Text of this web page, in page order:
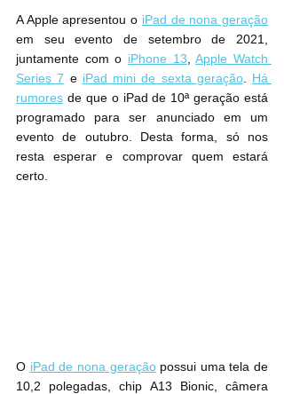
A Apple apresentou o iPad de nona geração
em seu evento de setembro de 2021,
juntamente com o iPhone 13, Apple Watch
Series 7 e iPad mini de sexta geração. Há
rumores de que o iPad de 10ª geração está
programado para ser anunciado em um
evento de outubro. Desta forma, só nos
resta esperar e comprovar quem estará
certo.
O iPad de nona geração possui uma tela de
10,2 polegadas, chip A13 Bionic, câmera